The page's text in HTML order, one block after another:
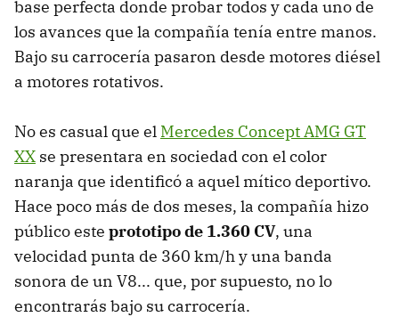
base perfecta donde probar todos y cada uno de
los avances que la compañía tenía entre manos.
Bajo su carrocería pasaron desde motores diésel
a motores rotativos.
No es casual que el Mercedes Concept AMG GT
XX se presentara en sociedad con el color
naranja que identificó a aquel mítico deportivo.
Hace poco más de dos meses, la compañía hizo
público este prototipo de 1.360 CV, una
velocidad punta de 360 km/h y una banda
sonora de un V8... que, por supuesto, no lo
encontrarás bajo su carrocería.